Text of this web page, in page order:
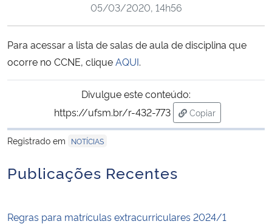
Ministério da Saúde
Ministério da Ciência, Tecnologia, Inovações e Comunicações
Ministério do Meio Ambiente
Ministério do Turismo
05/03/2020, 14h56
Para acessar a lista de salas de aula de disciplina que
ocorre no CCNE, cliqueAQUI.
Divulgue este conteúdo:
https://ufsm.br/r-432-773
Copiar
para área de
Registrado em
NOTÍCIAS
Publicações Recentes
Regras para matrículas extracurriculares 2024/1